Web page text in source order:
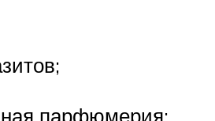
парфюмерия;